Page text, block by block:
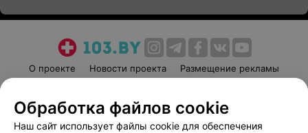
О проекте Новости проекта
Размещение рекламы
Пользовательское соглашение
Способы оплаты
Вакансии
Партнеры
Обработка файлов cookie
Наш сайт использует файлы cookie для обеспечения